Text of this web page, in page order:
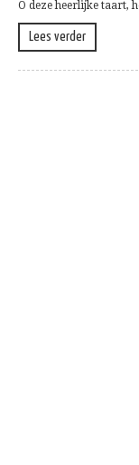
O deze heerlijke taart,
Lees verder